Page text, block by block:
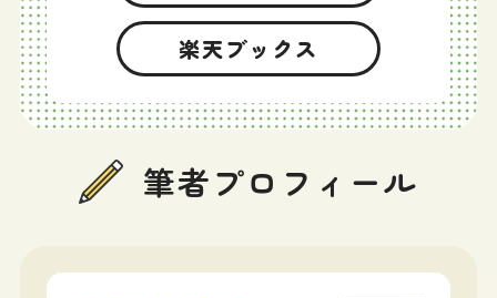
楽天ブックス
筆者プロフィール